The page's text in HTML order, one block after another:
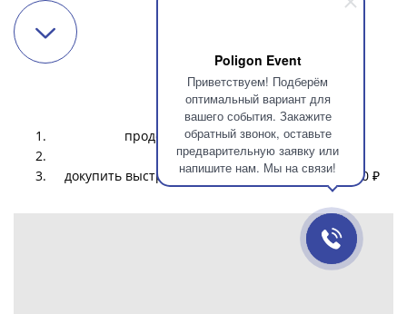
Poligon Event
Приветствуем! Подберём
оптимальный вариант для
вашего события. Закажите
обратный звонок, оставьте
предварительную заявку или
напишите нам. Мы на связи!
УСЛОВИЯ
продолжительность - 60 минут
стоимость - 10000 ₽
докупить выстрелы - каждые 20 выстрелов 1000 ₽